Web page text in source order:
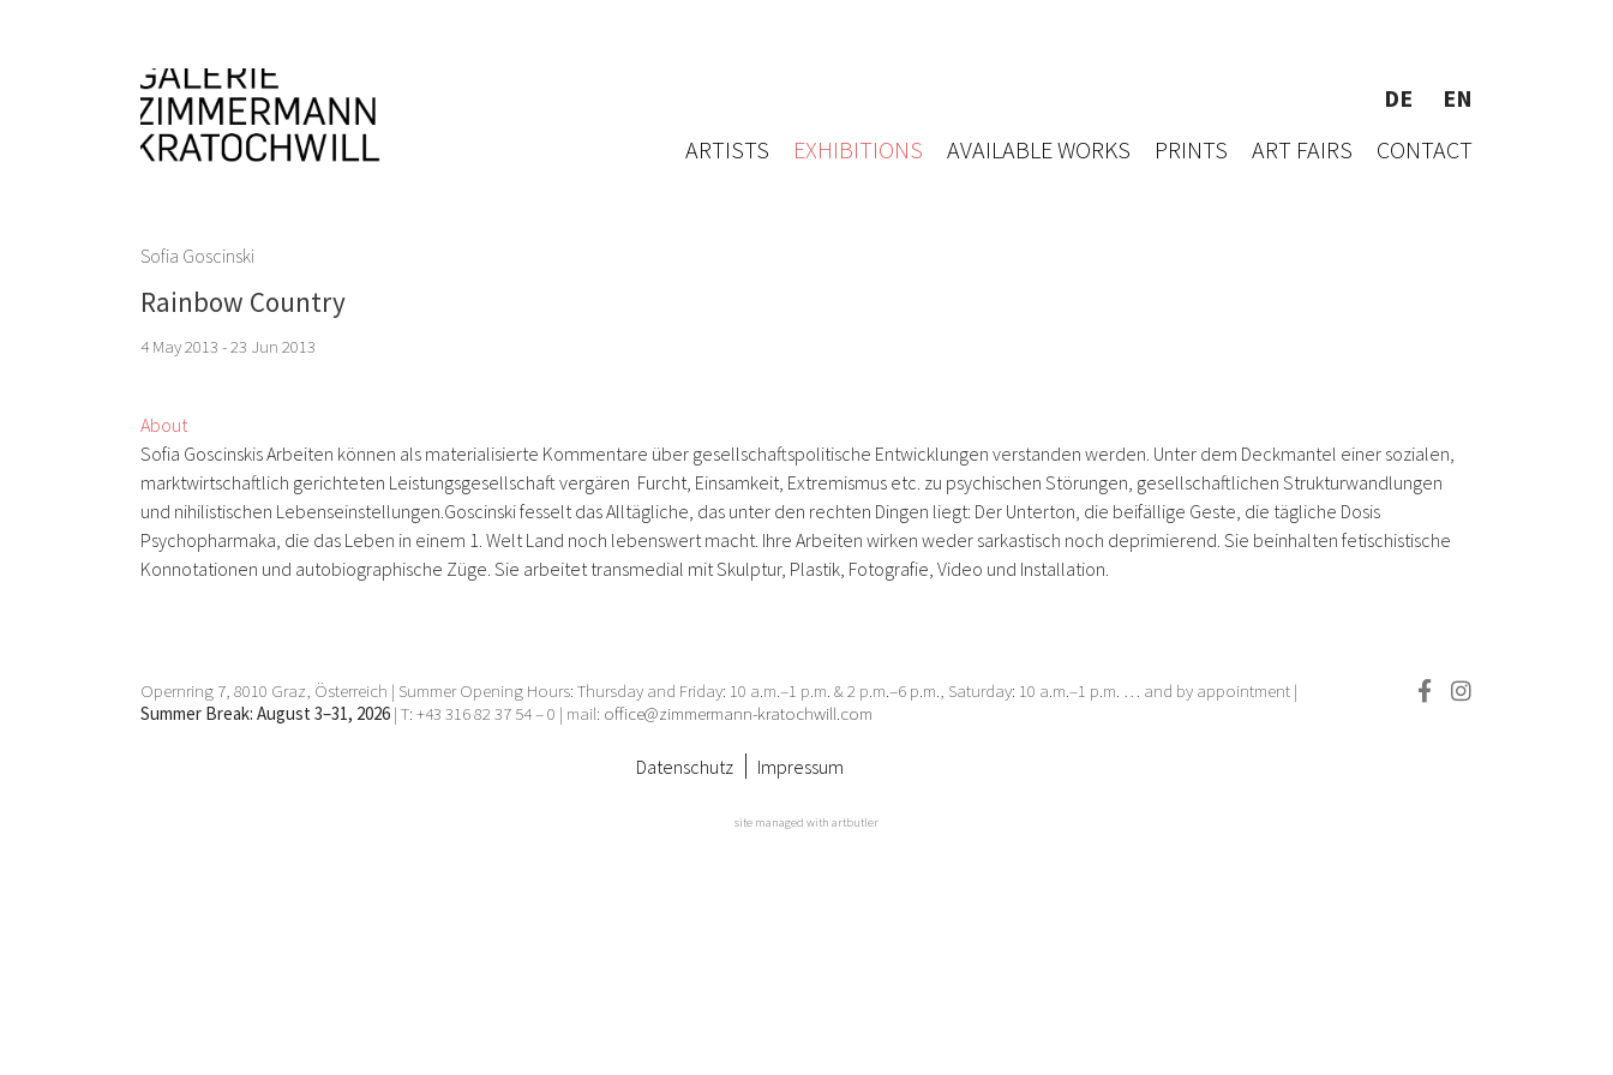
DE
EN
ARTISTS
EXHIBITIONS AVAILABLE WORKS PRINTS ART FAIRS CONTACT
Sofia Goscinski
Rainbow Country
4 May 2013 - 23 Jun 2013
About
Sofia Goscinskis Arbeiten können als materialisierte Kommentare über gesellschaftspolitische Entwicklungen verstanden werden. Unter dem Deckmantel einer sozialen,
marktwirtschaftlich gerichteten Leistungsgesellschaft vergären Furcht, Einsamkeit, Extremismus etc. zu psychischen Störungen, gesellschaftlichen Strukturwandlungen
und nihilistischen Lebenseinstellungen.Goscinski fesselt das Alltägliche, das unter den rechten Dingen liegt: Der Unterton, die beifällige Geste, die tägliche Dosis
Psychopharmaka, die das Leben in einem 1. Welt Land noch lebenswert macht. Ihre Arbeiten wirken weder sarkastisch noch deprimierend. Sie beinhalten fetischistische
Konnotationen und autobiographische Züge. Sie arbeitet transmedial mit Skulptur, Plastik, Fotografie, Video und Installation.
Opernring 7, 8010 Graz, Österreich | Summer Opening Hours: Thursday and Friday: 10 a.m.–1 p.m. & 2 p.m.–6 p.m., Saturday: 10 a.m.–1 p.m. … and by appointment |
Summer Break: August 3–31, 2026 | T: +43 316 82 37 54 – 0 | mail: office@zimmermann-kratochwill.com
Datenschutz Impressum
site managed with artbutler